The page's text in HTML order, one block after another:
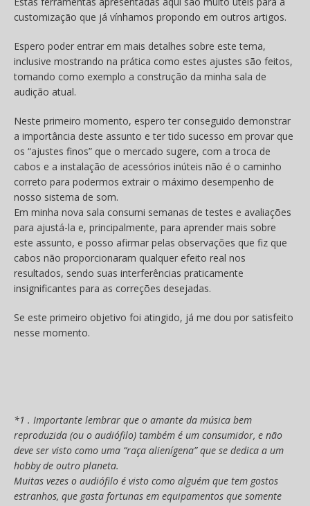
customização que já vínhamos propondo em outros artigos.
Espero poder entrar em mais detalhes sobre este tema,
inclusive mostrando na prática como estes ajustes são feitos,
tomando como exemplo a construção da minha sala de
audição atual.
Neste primeiro momento, espero ter conseguido demonstrar
a importância deste assunto e ter tido sucesso em provar que
os “ajustes finos” que o mercado sugere, com a troca de
cabos e a instalação de acessórios inúteis não é o caminho
correto para podermos extrair o máximo desempenho de
nosso sistema de som.
Em minha nova sala consumi semanas de testes e avaliações
para ajustá-la e, principalmente, para aprender mais sobre
este assunto, e posso afirmar pelas observações que fiz que
cabos não proporcionaram qualquer efeito real nos
resultados, sendo suas interferências praticamente
insignificantes para as correções desejadas.
Se este primeiro objetivo foi atingido, já me dou por satisfeito
nesse momento.
*1 . Importante lembrar que o amante da música bem
reproduzida (ou o audiófilo) também é um consumidor, e não
deve ser visto como uma “raça alienígena” que se dedica a um
hobby de outro planeta.
Muitas vezes o audiófilo é visto como alguém que tem gostos
estranhos, que gasta fortunas em equipamentos que somente